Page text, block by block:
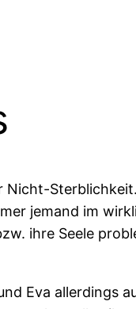
Nicht-
jemand im
ihre Seele
Eva allerdings